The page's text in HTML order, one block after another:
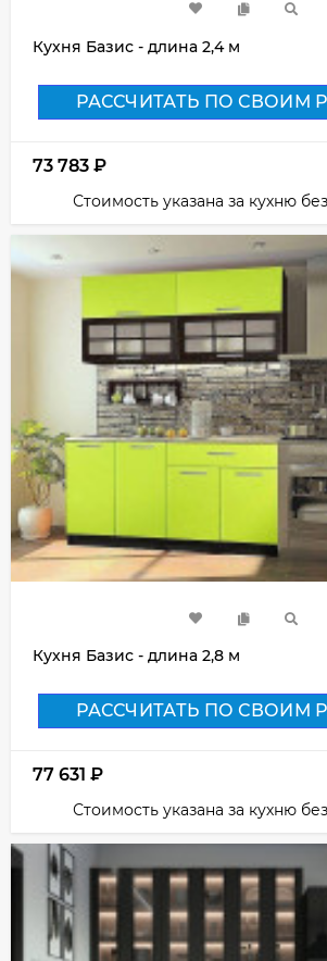
Кухня Базис - длина 2,4 м
РАССЧИТАТЬ ПО СВОИМ
73 783 ₽
Стоимость указана за кухню
Кухня Базис - длина 2,8 м
РАССЧИТАТЬ ПО СВОИМ
77 631 ₽
Стоимость указана за кухню